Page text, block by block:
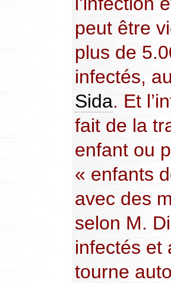
peut être
plus de
infectés,
Sida. Et
fait de la
enfant ou
« enfants
avec des
selon M.
infectés et
tourne